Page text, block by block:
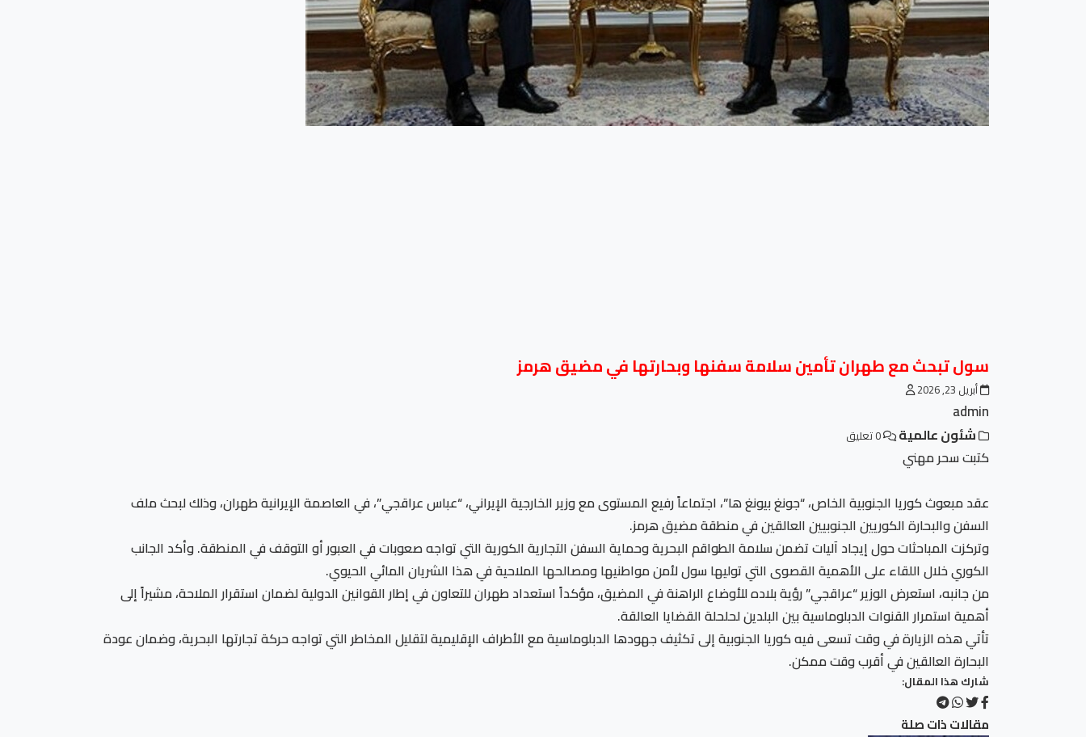
سول تبحث مع طهران تأمين سلامة سفنها وبحارتها في مضيق هرمز
أبريل 23, 2026
admin
شئون عالمية
كتبت سحر مهني
عقد مبعوث كوريا الجنوبية الخاص، “جونغ بيونغ ها”، اجتماعاً رفيع المستوى مع وزير الخارجية الإيراني، “عباس عراقجي”، في العاصمة الإيرانية طهران، وذلك لبحث ملف
السفن والبحارة الكوريين الجنوبيين العالقين في منطقة مضيق هرمز.
وتركزت المباحثات حول إيجاد آليات تضمن سلامة الطواقم البحرية وحماية السفن التجارية الكورية التي تواجه صعوبات في العبور أو التوقف في المنطقة. وأكد الجانب
الكوري خلال اللقاء على الأهمية القصوى التي توليها سول لأمن مواطنيها ومصالحها الملاحية في هذا الشريان المائي الحيوي.
من جانبه، استعرض الوزير “عراقجي” رؤية بلاده للأوضاع الراهنة في المضيق، مؤكداً استعداد طهران للتعاون في إطار القوانين الدولية لضمان استقرار الملاحة، مشيراً إلى
أهمية استمرار القنوات الدبلوماسية بين البلدين لحلحلة القضايا العالقة.
تأتي هذه الزيارة في وقت تسعى فيه كوريا الجنوبية إلى تكثيف جهودها الدبلوماسية مع الأطراف الإقليمية لتقليل المخاطر التي تواجه حركة تجارتها البحرية، وضمان عودة
البحارة العالقين في أقرب وقت ممكن.
شارك هذا المقال:
مقالات ذات صلة